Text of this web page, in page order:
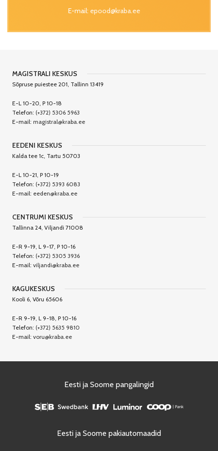
E-mail: epood@kraba.ee
MAGISTRALI KESKUS
Sõpruse puiestee 201, Tallinn 13419
E-L 10-20, P 10-18
Telefon: (+372) 5306 5963
E-mail: magistral@kraba.ee
EEDENI KESKUS
Kalda tee 1c, Tartu 50703
E-L 10-21, P 10-19
Telefon: (+372) 5393 6083
E-mail: eeden@kraba.ee
CENTRUMI KESKUS
Tallinna 24, Viljandi 71008
E-R 9-19, L 9-17, P 10-16
Telefon: (+372) 5305 3936
E-mail: viljandi@kraba.ee
KAGUKESKUS
Kooli 6, Võru 65606
E-R 9-19, L 9-18, P 10-16
Telefon: (+372) 5635 9810
E-mail: voru@kraba.ee
Eesti ja Soome pangalingid
Eesti ja Soome pakiautomaadid